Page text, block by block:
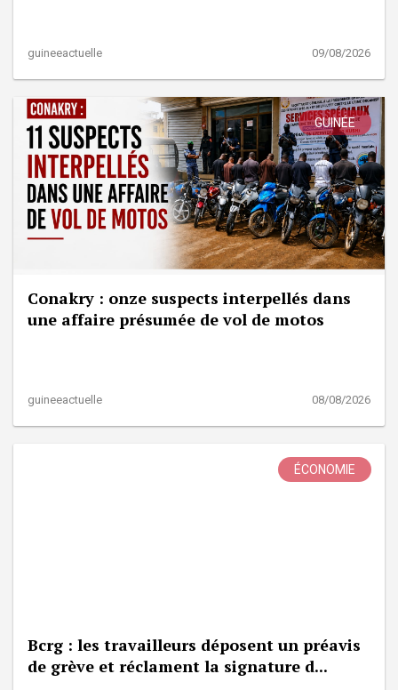
guineeactuelle 09/08/2026
GUINÉE
Conakry : onze suspects interpellés dans
une affaire présumée de vol de motos
guineeactuelle 08/08/2026
ÉCONOMIE
Bcrg : les travailleurs déposent un préavis
de grève et réclament la signature d...